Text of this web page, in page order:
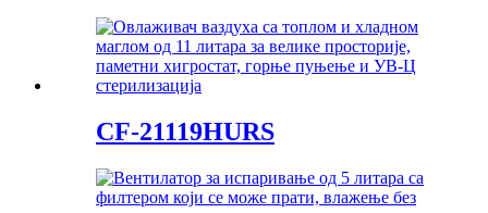
CF-21119HURS